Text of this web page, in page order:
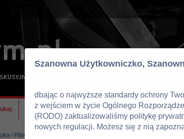
Ekipa
i Fitness
Szanowna Użytkowniczko,
dbając o najwyższe standardy ochrony
z wejściem w życie Ogólnego
(RODO) zaktualizowaliśmy politykę
nowych regulacji. Możesz się z nią